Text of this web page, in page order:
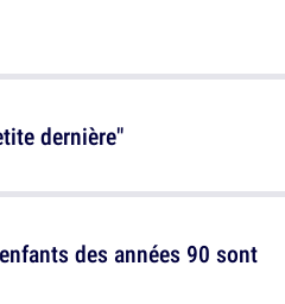
dernière"
des années 90 sont